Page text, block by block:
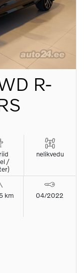
R-
/
nelikvedu
km 04/2022